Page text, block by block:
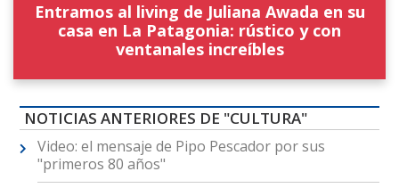
Entramos al living de Juliana Awada en su
casa en La Patagonia: rústico y con
ventanales increíbles
NOTICIAS ANTERIORES DE "CULTURA"
Video: el mensaje de Pipo Pescador por sus
"primeros 80 años"